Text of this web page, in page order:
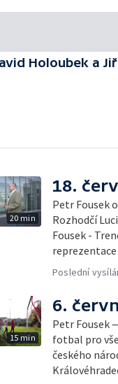
Holoubek a
20 min
18.
Petr Fousek
Rozhodčí
Fousek -
Poslední
15 min
6.
Petr Fousek
fotbal pro
českého